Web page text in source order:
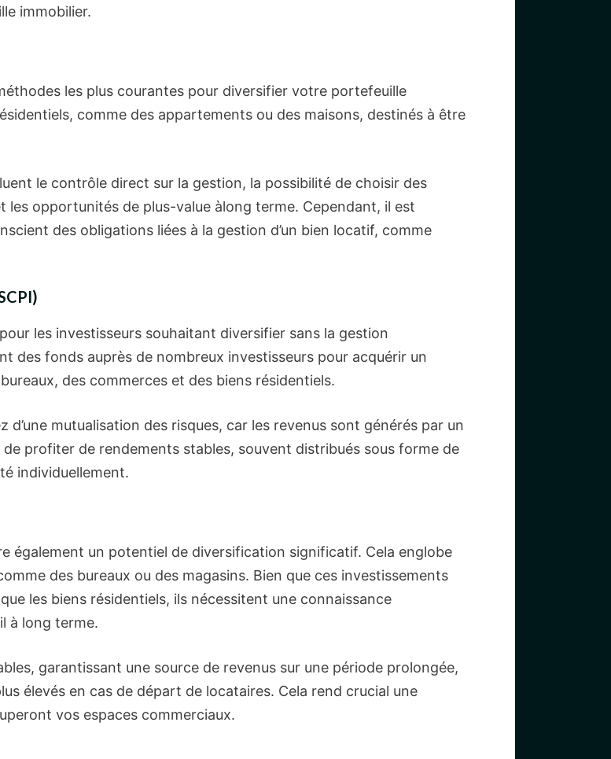
immobilier.
les plus courantes pour diversifier votre portefeuille
comme des appartements ou des maisons, destinés à être
le contrôle direct sur la gestion, la possibilité de choisir des
opportunités de plus-value àlong terme. Cependant, il est
des obligations liées à la gestion d’un bien locatif, comme
les investisseurs souhaitant diversifier sans la gestion
des fonds auprès de nombreux investisseurs pour acquérir un
des commerces et des biens résidentiels.
d’une mutualisation des risques, car les revenus sont générés par un
profiter de rendements stables, souvent distribués sous forme de
individuellement.
également un potentiel de diversification significatif. Cela englobe
des bureaux ou des magasins. Bien que ces investissements
les biens résidentiels, ils nécessitent une connaissance
à long terme.
garantissant une source de revenus sur une période prolongée,
élevés en cas de départ de locataires. Cela rend crucial une
vos espaces commerciaux.